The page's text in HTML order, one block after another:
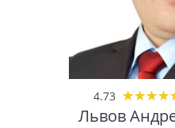
4.73 ★★★★
★★★★
Львов